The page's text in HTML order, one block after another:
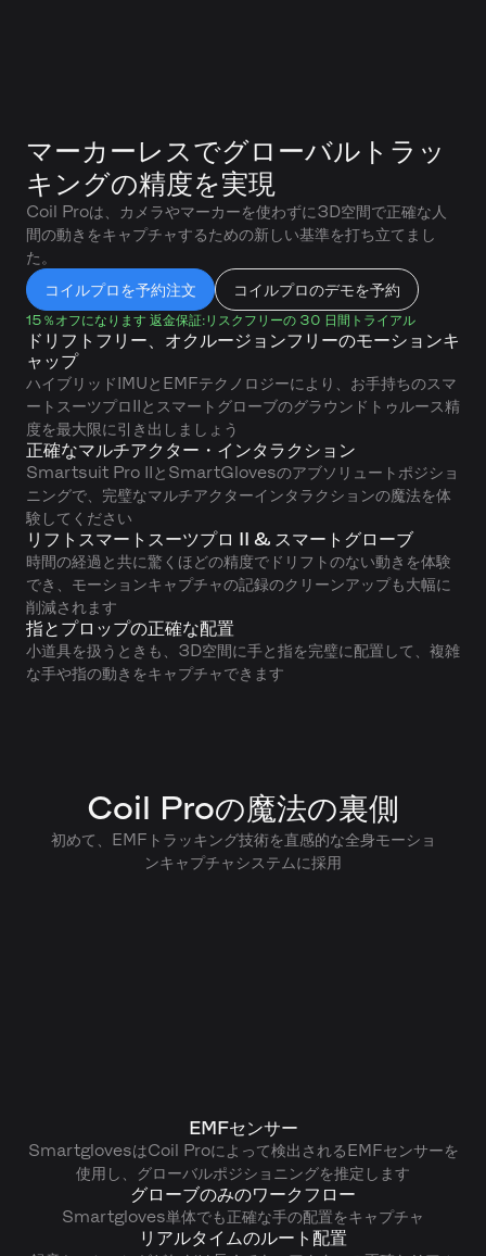
マーカーレスでグローバルトラッ
キングの精度を実現
Coil Proは、カメラやマーカーを使わずに3D空間で正確な人
間の動きをキャプチャするための新しい基準を打ち立てまし
た。
コイルプロを予約注文
コイルプロのデモを予約
15％オフになります 返金保証:リスクフリーの 30 日間トライアル
ドリフトフリー、オクルージョンフリーのモーションキ
ャップ
ハイブリッドIMUとEMFテクノロジーにより、お手持ちのスマ
ートスーツプロIIとスマートグローブのグラウンドトゥルース精
度を最大限に引き出しましょう
正確なマルチアクター・インタラクション
Smartsuit Pro IIとSmartGlovesのアブソリュートポジショ
ニングで、完璧なマルチアクターインタラクションの魔法を体
験してください
リフトスマートスーツプロ II & スマートグローブ
時間の経過と共に驚くほどの精度でドリフトのない動きを体験
でき、モーションキャプチャの記録のクリーンアップも大幅に
削減されます
指とプロップの正確な配置
小道具を扱うときも、3D空間に手と指を完璧に配置して、複雑
な手や指の動きをキャプチャできます
Coil Proの魔法の裏側
初めて、EMFトラッキング技術を直感的な全身モーショ
ンキャプチャシステムに採用
EMFセンサー
SmartglovesはCoil Proによって検出されるEMFセンサーを
使用し、グローバルポジショニングを推定します
グローブのみのワークフロー
Smartgloves単体でも正確な手の配置をキャプチャ
リアルタイムのルート配置